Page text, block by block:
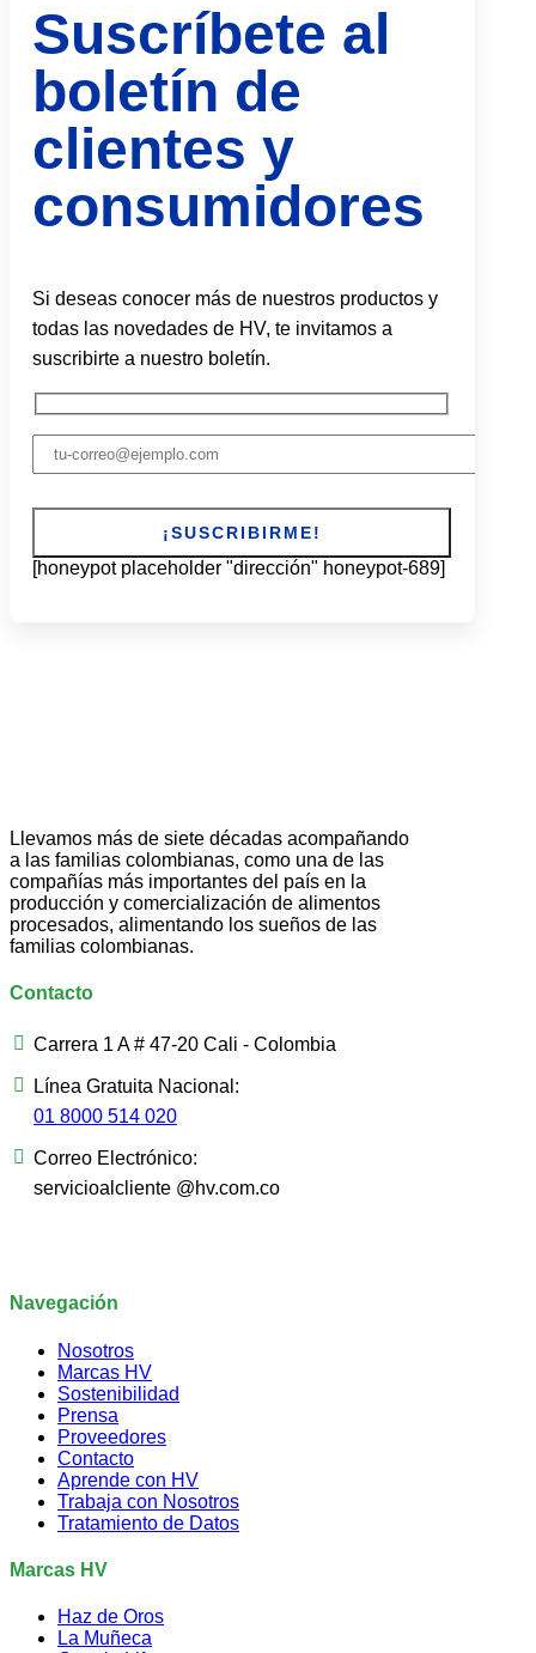
Suscríbete al
boletín de
clientes y
consumidores
Si deseas conocer más de nuestros productos y
todas las novedades de HV, te invitamos a
suscribirte a nuestro boletín.
[honeypot placeholder "dirección" honeypot-689]
Llevamos más de siete décadas acompañando
a las familias colombianas, como una de las
compañías más importantes del país en la
producción y comercialización de alimentos
procesados, alimentando los sueños de las
familias colombianas.
Contacto
Carrera 1 A # 47-20 Cali - Colombia
Línea Gratuita Nacional:
01 8000 514 020
Correo Electrónico:
servicioalcliente @hv.com.co
Navegación
Nosotros
Marcas HV
Sostenibilidad
Prensa
Proveedores
Contacto
Aprende con HV
Trabaja con Nosotros
Tratamiento de Datos
Marcas HV
Haz de Oros
La Muñeca